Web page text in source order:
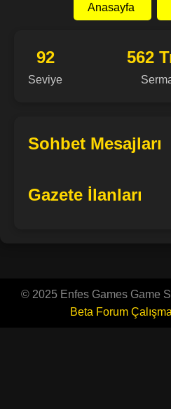
Anasayfa
92
Seviye
562
Sohbet Mesajları
Gazete İlanları
© 2025 Enfes Games Game
Beta Forum